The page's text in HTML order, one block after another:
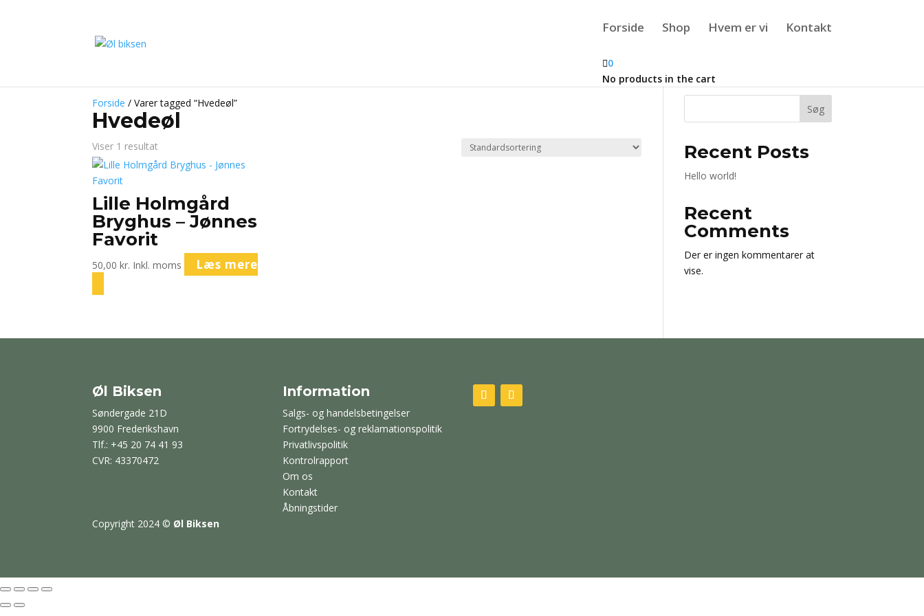
Forside Shop Hvem er vi Kontakt
0
No products in the cart
Forside / Varer tagged “Hvedeøl”
Hvedeøl
Viser 1 resultat
Lille Holmgård
Bryghus – Jønnes
Favorit
50,00kr. Inkl. moms Læs mere
Søg
Recent Posts
Hello world!
Recent
Comments
Der er ingen kommentarer at
vise.
Øl Biksen
Søndergade 21D
9900 Frederikshavn
Tlf.: +45 20 74 41 93
CVR: 43370472
Information
Salgs- og handelsbetingelser
Fortrydelses- og reklamationspolitik
Privatlivspolitik
Kontrolrapport
Om os
Kontakt
Åbningstider
Copyright 2024© Øl Biksen